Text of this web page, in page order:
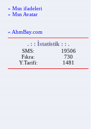
» Msn ifadeleri
» Msn Avatar
« AhmBay.com
. : : İstatistik : : .
SMS:
19506
Fıkra:
730
Y.Tarifi:
1481